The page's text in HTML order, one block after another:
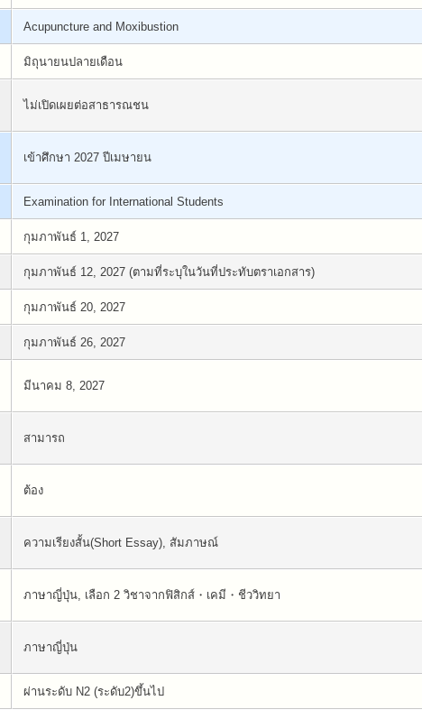
Acupuncture and Moxibustion
มิถุนายนปลายเดือน
ไม่เปิดเผยต่อสาธารณชน
เข้าศึกษา 2027 ปีเมษายน
Examination for International Students
กุมภาพันธ์ 1, 2027
กุมภาพันธ์ 12, 2027 (ตามที่ระบุในวันที่ประทับตราเอกสาร)
กุมภาพันธ์ 20, 2027
กุมภาพันธ์ 26, 2027
มีนาคม 8, 2027
สามารถ
ต้อง
ความเรียงสั้น(Short Essay), สัมภาษณ์
ภาษาญี่ปุ่น, เลือก 2 วิชาจากฟิสิกส์・เคมี・ชีววิทยา
ภาษาญี่ปุ่น
ผ่านระดับ N2 (ระดับ2)ขึ้นไป